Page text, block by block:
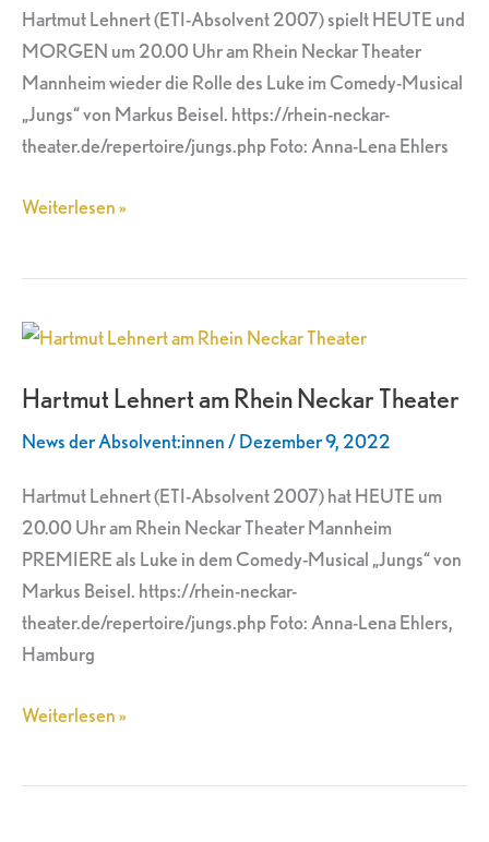
Hartmut Lehnert (ETI-Absolvent 2007) spielt HEUTE und
MORGEN um 20.00 Uhr am Rhein Neckar Theater
Mannheim wieder die Rolle des Luke im Comedy-Musical
„Jungs“ von Markus Beisel. https://rhein-neckar-
theater.de/repertoire/jungs.php Foto: Anna-Lena Ehlers
Mannheim
Weiterlesen »
Hartmut Lehnert am Rhein Neckar Theater
News der Absolvent:innen/Dezember 9, 2022
Hartmut Lehnert (ETI-Absolvent 2007) hat HEUTE um
20.00 Uhr am Rhein Neckar Theater Mannheim
PREMIERE als Luke in dem Comedy-Musical „Jungs“ von
Markus Beisel. https://rhein-neckar-
theater.de/repertoire/jungs.php Foto: Anna-Lena Ehlers,
Hamburg
Hartmut
am
Theater
Weiterlesen »